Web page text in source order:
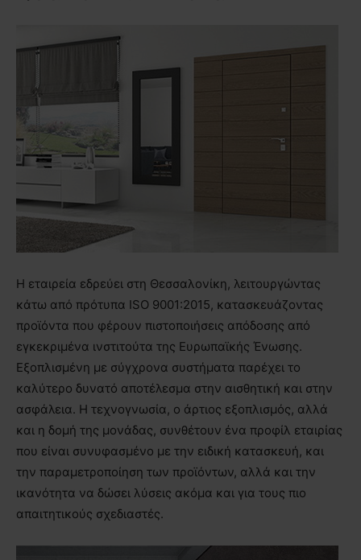
Η εταιρεία εδρεύει στη Θεσσαλονίκη, λειτουργώντας
κάτω από πρότυπα ISO 9001:2015, κατασκευάζοντας
προϊόντα που φέρουν πιστοποιήσεις απόδοσης από
εγκεκριμένα ινστιτούτα της Ευρωπαϊκής Ένωσης.
Εξοπλισμένη με σύγχρονα συστήματα παρέχει το
καλύτερο δυνατό αποτέλεσμα στην αισθητική και στην
ασφάλεια. Η τεχνογνωσία, ο άρτιος εξοπλισμός, αλλά
και η δομή της μονάδας, συνθέτουν ένα προφίλ εταιρίας
που είναι συνυφασμένο με την ειδική κατασκευή, και
την παραμετροποίηση των προϊόντων, αλλά και την
ικανότητα να δώσει λύσεις ακόμα και για τους πιο
απαιτητικούς σχεδιαστές.